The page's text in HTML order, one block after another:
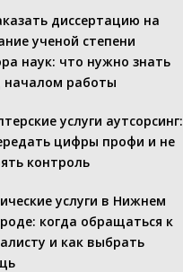
диссертацию на
ученой степени
наук: что нужно знать
началом работы
услуги аутсорсинг:
цифры профи и не
контроль
услуги в Нижнем
когда обращаться к
и как выбрать